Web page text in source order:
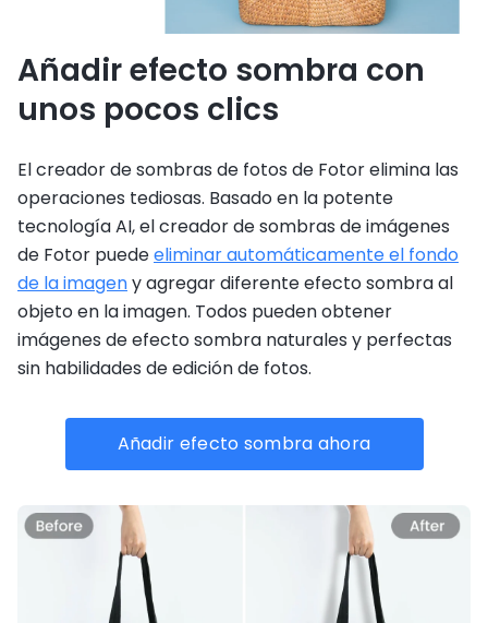
Añadir efecto sombra con
unos pocos clics
El creador de sombras de fotos de Fotor elimina las
operaciones tediosas. Basado en la potente
tecnología AI, el creador de sombras de imágenes
de Fotor puedeeliminar automáticamente el fondo
de la imageny agregar diferente efecto sombra al
objeto en la imagen. Todos pueden obtener
imágenes de efecto sombra naturales y perfectas
sin habilidades de edición de fotos.
Añadir efecto sombra ahora